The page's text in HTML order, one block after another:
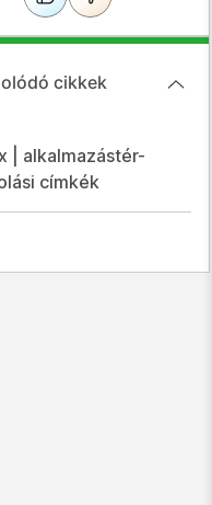
cikkek
| alkalmazástér-
címkék